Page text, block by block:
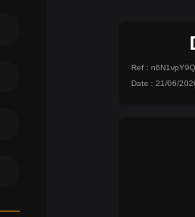
Ref :
Date : 21/06/